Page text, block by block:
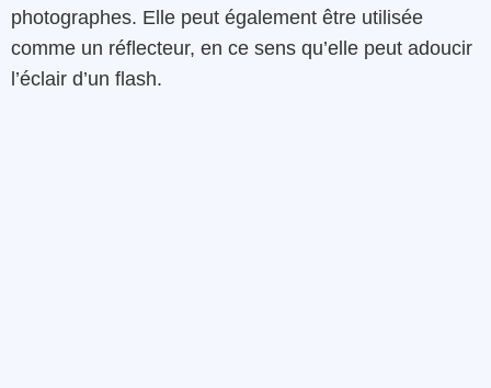
photographes. Elle peut également être utilisée
comme un réflecteur, en ce sens qu’elle peut adoucir
l’éclair d’un flash.